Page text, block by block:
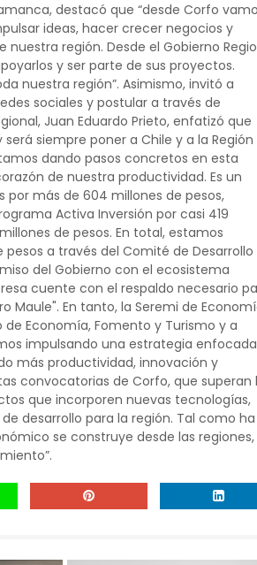
destacó que “desde Corfo
ideas, hacer crecer negocios y
región. Desde el Gobierno
y ser parte de sus proyectos.
nuestra región”. Asimismo, invitó a
sociales y postular a través de
Juan Eduardo Prieto, enfatizó que
siempre poner a Chile y a la Región
dando pasos concretos en esta
de nuestra productividad. Es un
más de 604 millones de pesos,
Activa Inversión por casi 419
de pesos. En total, estamos
pesos a través del Comité de Desarrollo
del Gobierno con el ecosistema
cuente con el respaldo necesario
Maule". En tanto, la Seremi de
de Economía, Fomento y Turismo y a
impulsando una estrategia
más productividad, innovación y
convocatorias de Corfo, que superan
que incorporen nuevas tecnologías,
desarrollo para la región. Tal como ha
se construye desde las regiones,